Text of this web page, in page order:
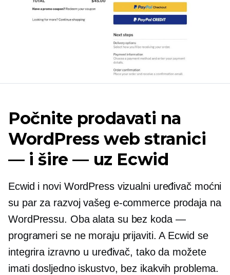
Počnite prodavati na
WordPress web stranici
— i šire — uz Ecwid
Ecwid i novi WordPress vizualni uređivač moćni
su par za razvoj vašeg e-commerceprodaja na
WordPressu. Oba alata su bez koda—
programeri se ne moraju prijaviti. A Ecwid se
integrira izravno u uređivač, tako da možete
imati dosljedno iskustvo, bez ikakvih problema.